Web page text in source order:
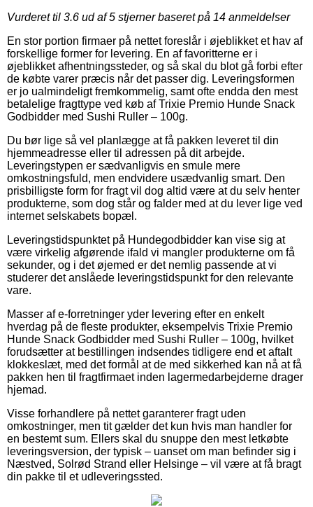
Vurderet til 3.6 ud af 5 stjerner baseret på 14 anmeldelser
En stor portion firmaer på nettet foreslår i øjeblikket et hav af
forskellige former for levering. En af favoritterne er i
øjeblikket afhentningssteder, og så skal du blot gå forbi efter
de købte varer præcis når det passer dig. Leveringsformen
er jo ualmindeligt fremkommelig, samt ofte endda den mest
betalelige fragttype ved køb af Trixie Premio Hunde Snack
Godbidder med Sushi Ruller – 100g.
Du bør lige så vel planlægge at få pakken leveret til din
hjemmeadresse eller til adressen på dit arbejde.
Leveringstypen er sædvanligvis en smule mere
omkostningsfuld, men endvidere usædvanlig smart. Den
prisbilligste form for fragt vil dog altid være at du selv henter
produkterne, som dog står og falder med at du lever lige ved
internet selskabets bopæl.
Leveringstidspunktet på Hundegodbidder kan vise sig at
være virkelig afgørende ifald vi mangler produkterne om få
sekunder, og i det øjemed er det nemlig passende at vi
studerer det anslåede leveringstidspunkt for den relevante
vare.
Masser af e-forretninger yder levering efter en enkelt
hverdag på de fleste produkter, eksempelvis Trixie Premio
Hunde Snack Godbidder med Sushi Ruller – 100g, hvilket
forudsætter at bestillingen indsendes tidligere end et aftalt
klokkeslæt, med det formål at de med sikkerhed kan nå at få
pakken hen til fragtfirmaet inden lagermedarbejderne drager
hjemad.
Visse forhandlere på nettet garanterer fragt uden
omkostninger, men tit gælder det kun hvis man handler for
en bestemt sum. Ellers skal du snuppe den mest letkøbte
leveringsversion, der typisk – uanset om man befinder sig i
Næstved, Solrød Strand eller Helsinge – vil være at få bragt
din pakke til et udleveringssted.